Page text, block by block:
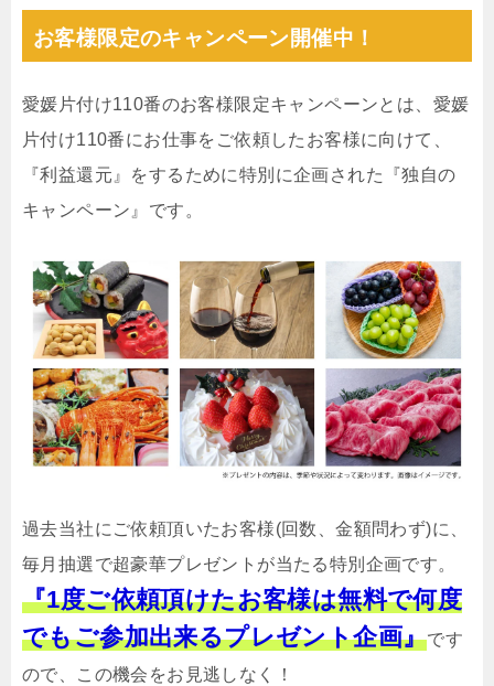
お客様限定のキャンペーン開催中！
愛媛片付け110番のお客様限定キャンペーンとは、愛媛
片付け110番にお仕事をご依頼したお客様に向けて、
『利益還元』をするために特別に企画された『独自の
キャンペーン』です。
過去当社にご依頼頂いたお客様(回数、金額問わず)に、
毎月抽選で超豪華プレゼントが当たる特別企画です。
『1度ご依頼頂けたお客様は無料で何度
でもご参加出来るプレゼント企画』です
ので、この機会をお見逃しなく！